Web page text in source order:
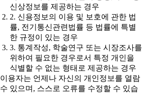
신상정보를 제공하는 경우
2. 신용정보의 이용 및 보호에 관한 법
률, 전기통신관련법률 등 법률에 특별
한 규정이 있는 경우
3. 통계작성, 학술연구 또는 시장조사를
위하여 필요한 경우로서 특정 개인을
식별할 수 없는 형태로 제공하는 경우
용자는 언제나 자신의 개인정보를 열람
있으며, 스스로 오류를 수정할 수 있습